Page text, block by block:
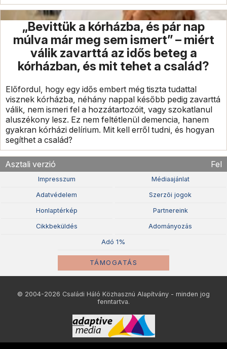
„Bevittük a kórházba, és pár nap
múlva már meg sem ismert” – miért
válik zavarttá az idős beteg a
kórházban, és mit tehet a család?
Előfordul, hogy egy idős embert még tiszta tudattal
visznek kórházba, néhány nappal később pedig zavarttá
válik, nem ismeri fel a hozzátartozóit, vagy szokatlanul
aluszékony lesz. Ez nem feltétlenül demencia, hanem
gyakran kórházi delírium. Mit kell erről tudni, és hogyan
segíthet a család?
Asztali verzió Fel
Impresszum Médiaajánlat
Adatvédelem Szerzõi jogok
Honlaptérkép Partnereink
Cikkbeküldés Adományozás
Adó 1%
TÁMOGATÁS
© 2004-2026 Családi Háló Közhasznú Alapítvány - minden jog
fenntartva.